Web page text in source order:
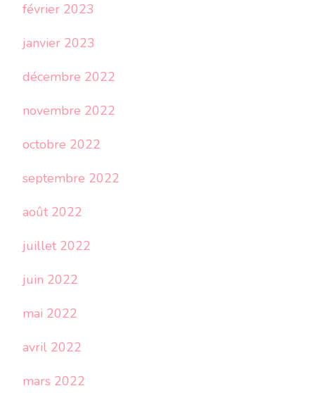
février 2023
janvier 2023
décembre 2022
novembre 2022
octobre 2022
septembre 2022
août 2022
juillet 2022
juin 2022
mai 2022
avril 2022
mars 2022